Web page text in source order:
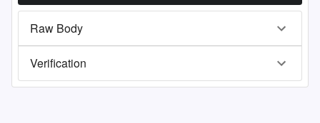
Raw Body
Verification